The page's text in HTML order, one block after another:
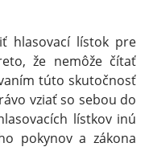
hlasovací lístok pre
že nemôže čítať
túto skutočnosť
vziať so sebou do
lístkov inú
pokynov a zákona